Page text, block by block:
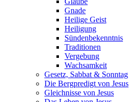
Gnade
Heilige Geist
Heiligung
Sündenbekenntnis
Traditionen
Vergebung
Wachsamkeit
Gesetz, Sabbat & Sonntag
Die Bergpredigt von Jesus
Gleichnisse von Jesus